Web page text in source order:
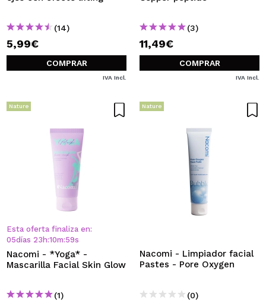
(14)
5,99€
COMPRAR
IVA Incl.
(3)
11,49€
COMPRAR
IVA Incl.
Nature
Esta oferta finaliza en:
05días 23 h:10m:59s
Nacomi - *Yoga* -
Mascarilla Facial Skin Glow
(1)
Nature
Nacomi - Limpiador facial
Pastes - Pore Oxygen
(0)